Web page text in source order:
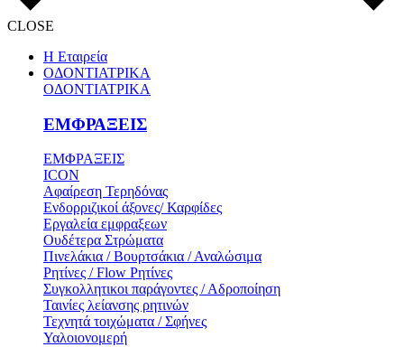
CLOSE
Η Εταιρεία
ΟΔΟΝΤΙΑΤΡΙΚΑ
ΟΔΟΝΤΙΑΤΡΙΚΑ
ΕΜΦΡΑΞΕΙΣ
ΕΜΦΡΑΞΕΙΣ
ICON
Αφαίρεση Τερηδόνας
Ενδορριζικοί άξονες/ Καρφίδες
Εργαλεία εμφραξεων
Ουδέτερα Στρώματα
Πινελάκια / Βουρτσάκια / Αναλώσιμα
Ρητίνες / Flow Ρητίνες
Συγκολλητικοι παράγοντες / Αδροποίηση
Ταινίες λείανσης ρητινών
Τεχνητά τοιχώματα / Σφήνες
Υαλοιονομερή